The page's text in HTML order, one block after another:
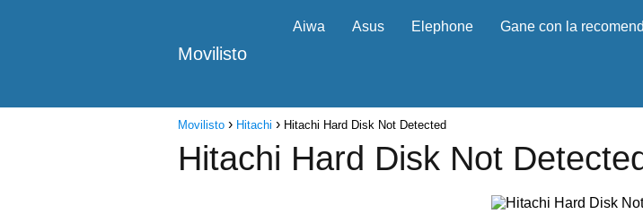
Movilisto
Aiwa Asus Elephone Gane con la
Movilisto Hitachi Hitachi Hard Disk Not Detected
Hitachi Hard Disk Not